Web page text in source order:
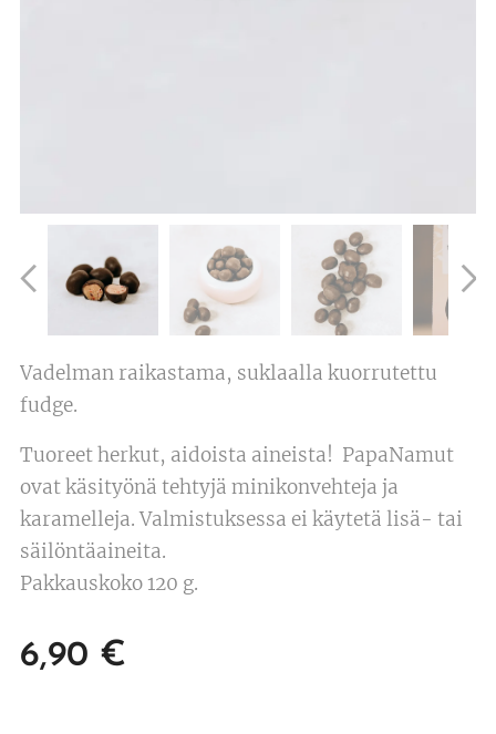
Vadelman raikastama, suklaalla kuorrutettu
fudge.
Tuoreet herkut, aidoista aineista! PapaNamut
ovat käsityönä tehtyjä minikonvehteja ja
karamelleja. Valmistuksessa ei käytetä lisä- tai
säilöntäaineita.
Pakkauskoko 120 g.
6,90 €